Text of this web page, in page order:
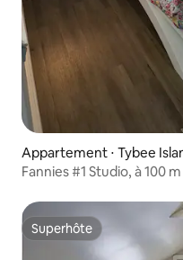
Appartement ⋅ Tybee
Fannies #1 Studio, à 100
Superhôte
Superhôte